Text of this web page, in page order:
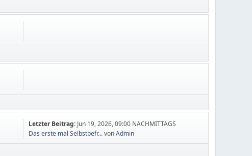
Letzter Beitrag: Jun 19, 2026, 09:00 NACHMITTAGS
Das erste mal Selbstbefr...vonAdmin